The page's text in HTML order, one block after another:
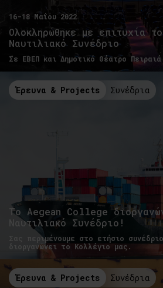
16-18 Μαΐου 2022
Ολοκληρώθηκε με επιτυχία
Ναυτιλιακό Συνέδριο
Σε ΕΒΕΠ και Δημοτικό Θέατρο Πειραιά
Έρευνα & Projects Συνέδρια
Το Αegean College
Ναυτιλιακό Συνέδριο!
Σας περιμένουμε στο ετήσιο
διοργανώνει το Κολλέγιο μας.
Έρευνα & Projects Συνέδρια